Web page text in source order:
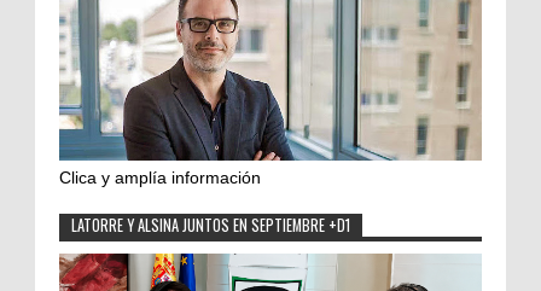
Clica y amplía información
LATORRE Y ALSINA JUNTOS EN SEPTIEMBRE +D1